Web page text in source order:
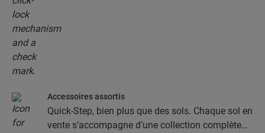
Accessoires assortis
Quick-Step, bien plus que des sols. Chaque sol en
vente s’accompagne d’une collection complète